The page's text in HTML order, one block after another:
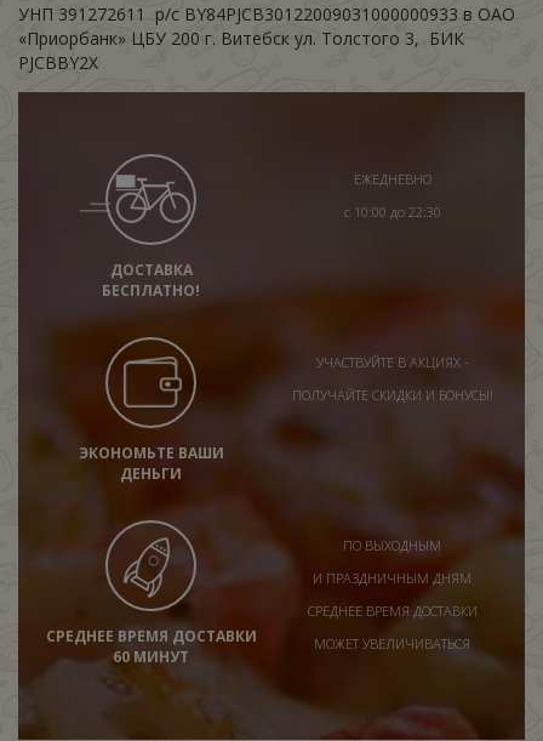
УНП ‎391272611 р/с BY84PJCB30122009031000000933 в ОАО
«Приорбанк» ЦБУ 200 г. Витебск ул. Толстого 3, БИК
PJCBBY2X
ДОСТАВКА
БЕСПЛАТНО!
ЕЖЕДНЕВНО
с 10:00 до 22:30
ЭКОНОМЬТЕ ВАШИ
ДЕНЬГИ
УЧАСТВУЙТЕ В АКЦИЯХ -
ПОЛУЧАЙТЕ СКИДКИ И БОНУСЫ!
СРЕДНЕЕ ВРЕМЯ ДОСТАВКИ
60 МИНУТ
ПО ВЫХОДНЫМ
И ПРАЗДНИЧНЫМ ДНЯМ
СРЕДНЕЕ ВРЕМЯ ДОСТАВКИ
МОЖЕТ УВЕЛИЧИВАТЬСЯ